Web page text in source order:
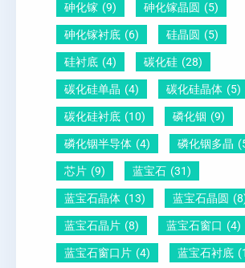
砷化镓 (9) 砷化镓晶圆 (5)
砷化镓衬底 (6) 硅晶圆 (5)
硅衬底 (4) 碳化硅 (28)
碳化硅单晶 (4) 碳化硅晶体 (5)
碳化硅衬底 (10) 磷化铟 (9)
磷化铟半导体 (4) 磷化铟多晶
芯片 (9) 蓝宝石 (31)
蓝宝石晶体 (13) 蓝宝石晶圆
蓝宝石晶片 (8) 蓝宝石窗口 (4)
蓝宝石窗口片 (4) 蓝宝石衬底